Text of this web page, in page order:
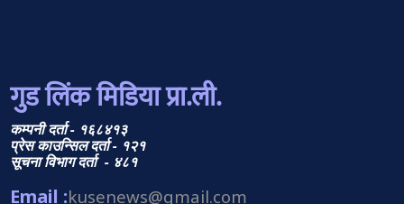
गुड लिंक मिडिया प्रा.ली.
कम्पनी दर्ता - १६८४१३
प्रेस काउन्सिल दर्ता - १२१
सूचना विभाग दर्ता - ४८१
Email :kusenews@gmail.com